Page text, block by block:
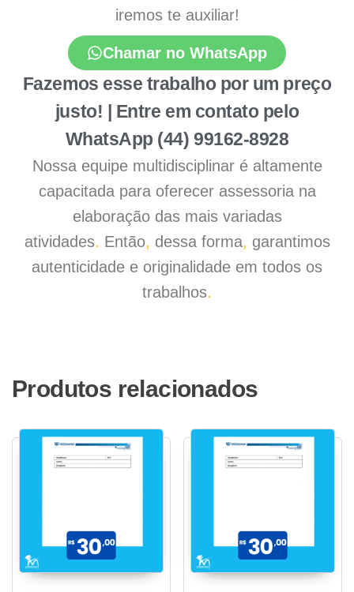
iremos te auxiliar!
Chamar no WhatsApp
Fazemos esse trabalho por um preço
justo! | Entre em contato pelo
WhatsApp (44) 99162-8928
Nossa equipe multidisciplinar é altamente
capacitada para oferecer assessoria na
elaboração das mais variadas
atividades. Então, dessa forma, garantimos
autenticidade e originalidade em todos os
trabalhos.
Produtos relacionados